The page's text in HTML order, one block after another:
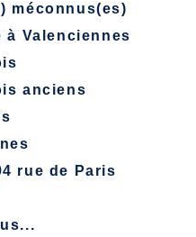
méconnus(es)
Valenciennes
anciens
rue de Paris